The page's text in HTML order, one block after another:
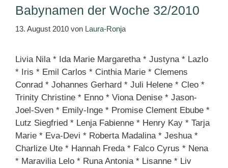
Babynamen der Woche 32/2010
13. August 2010 von Laura-Ronja
Livia Nila * Ida Marie Margaretha * Justyna * Lazlo
* Iris * Emil Carlos * Cinthia Marie * Clemens
Conrad * Johannes Gerhard * Juli Helene * Cleo *
Trinity Christine * Enno * Viona Denise * Jason-
Joel-Sven * Emily-Inge * Promise Clement Ebube *
Lutz Siegfried * Lenja Fabienne * Henry Kay * Tarja
Marie * Eva-Devi * Roberta Madalina * Jeshua *
Charlize Ute * Hannah Freda * Falco Cyrus * Nena
* Maravilia Lelo * Runa Antonia * Lisanne * Liv